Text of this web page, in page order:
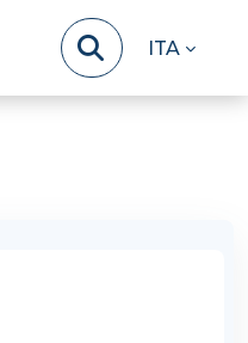
ITA